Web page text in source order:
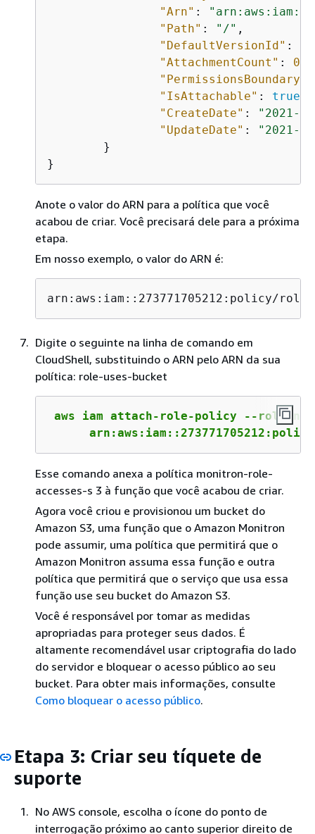
"Arn" :
"Path" : "/" ,
"DefaultVersionId" :
"AttachmentCount" : 0
"IsAttachable" : true
"CreateDate" :
"2021-
"UpdateDate" :
"2021-
}
Anote o valor do ARN para a política que você
acabou de criar. Você precisará dele para a próxima
etapa.
Em nosso exemplo, o valor do ARN é:
arn:aws:iam::273771705212:policy/
Digite o seguinte na linha de comando em
CloudShell, substituindo o ARN pelo ARN da sua
política: role-uses-bucket
aws iam attach-role-policy --role-
Esse comando anexa a política monitron-role-
accesses-s 3 à função que você acabou de criar.
Agora você criou e provisionou um bucket do
Amazon S3, uma função que o Amazon Monitron
pode assumir, uma política que permitirá que o
Amazon Monitron assuma essa função e outra
política que permitirá que o serviço que usa essa
função use seu bucket do Amazon S3.
Você é responsável por tomar as medidas
apropriadas para proteger seus dados. É
altamente recomendável usar criptografia do lado
do servidor e bloquear o acesso público ao seu
bucket. Para obter mais informações, consulte
Como bloquear o acesso público.
Etapa 3: Criar seu tíquete de
suporte
No AWS console, escolha o ícone do ponto de
interrogação próximo ao canto superior direito de